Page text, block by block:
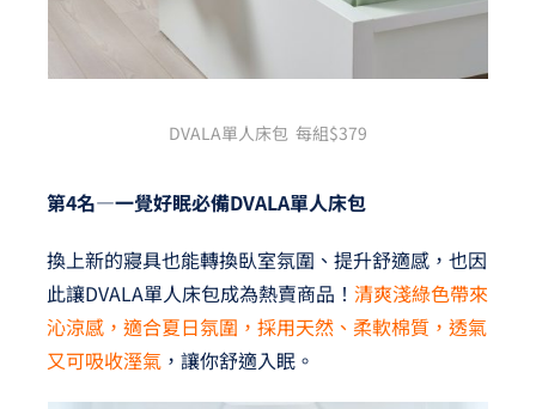
DVALA單人床包 每組$379
第4名—一覺好眠必備DVALA單人床包
換上新的寢具也能轉換臥室氛圍、提升舒適感，也因
此讓DVALA單人床包成為熱賣商品！ 清爽淺綠色帶來
沁涼感，適合夏日氛圍，採用天然、柔軟棉質，透氣
又可吸收溼氣，讓你舒適入眠。